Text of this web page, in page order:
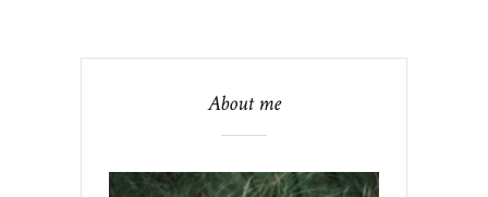
About me